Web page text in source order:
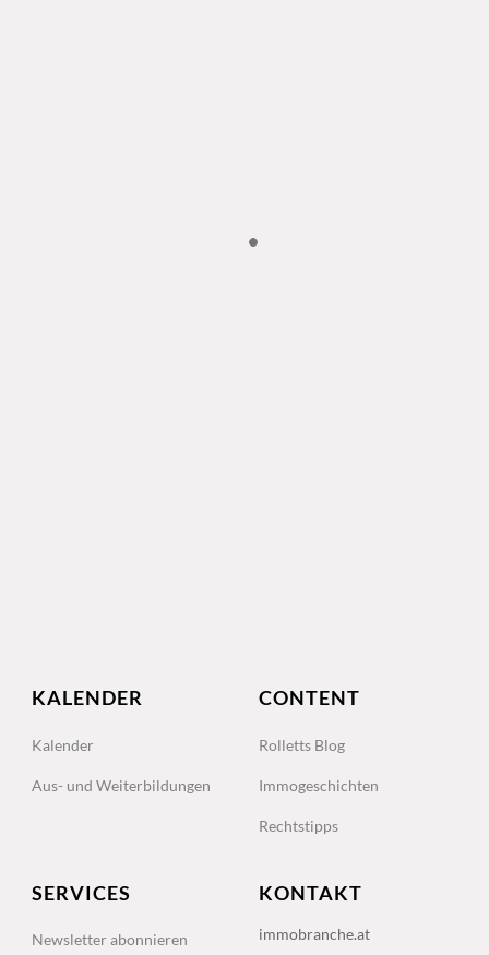
KALENDER
Kalender
Aus- und Weiterbildungen
CONTENT
Rolletts Blog
Immogeschichten
Rechtstipps
SERVICES
Newsletter abonnieren
KONTAKT
immobranche.at